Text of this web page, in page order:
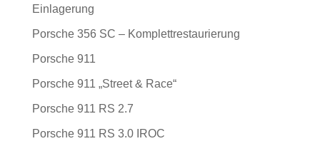
Einlagerung
Porsche 356 SC – Komplettrestaurierung
Porsche 911
Porsche 911 „Street & Race“
Porsche 911 RS 2.7
Porsche 911 RS 3.0 IROC